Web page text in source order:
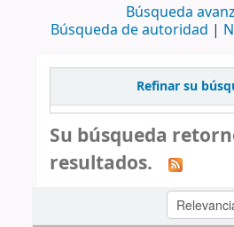
Búsqueda
Búsqueda de autoridad
Refinar su
Su búsqueda
resultados.